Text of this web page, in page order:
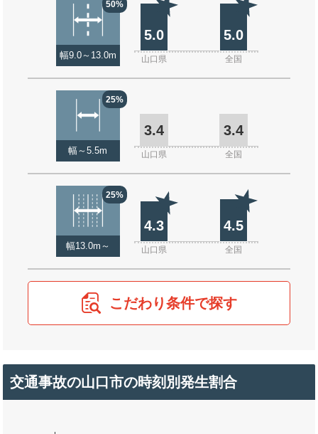
50%
幅9.0～13.0m
5.0 5.0
山口県 全国
25%
幅～5.5m
3.4 3.4
山口県 全国
25%
幅13.0m～
4.3 4.5
山口県 全国
こだわり条件で探す
交通事故の山口市の時刻別発生割合